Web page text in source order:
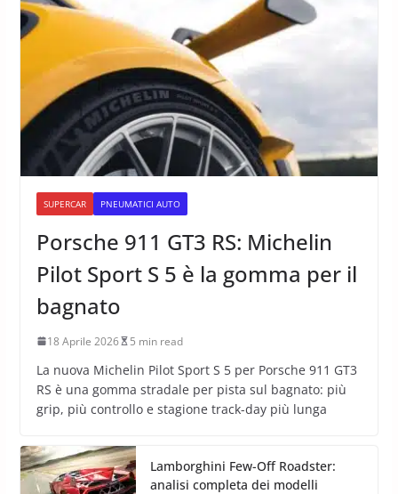
SUPERCAR PNEUMATICI AUTO
Porsche 911 GT3 RS: Michelin
Pilot Sport S 5 è la gomma per il
bagnato
18 Aprile 2026 5 min read
La nuova Michelin Pilot Sport S 5 per Porsche 911 GT3
RS è una gomma stradale per pista sul bagnato: più
grip, più controllo e stagione track-day più lunga
Lamborghini Few-Off Roadster:
analisi completa dei modelli